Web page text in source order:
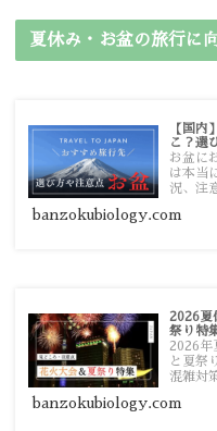
夏休み・お盆の旅行に
【国内
こ？選
お盆に
は本当
況、注
す。
banzokubiology.com
2026夏
祭り特
2026年
と夏祭
混雑対
banzokubiology.com